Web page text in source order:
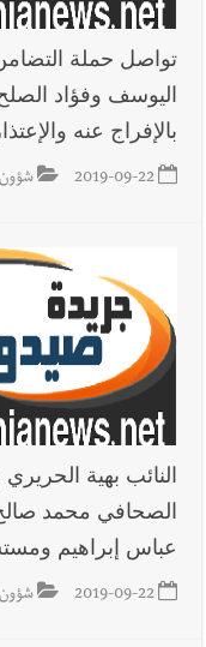
تواصل حملة
اليوسف وفؤاد الصلح
بالإفراج عنه
2019-09-22
النائب بهية
الصحافي محمد صالح
عباس إبراهيم
2019-09-22